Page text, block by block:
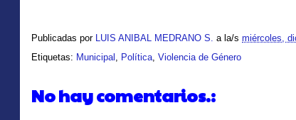
Publicadas por LUIS ANIBAL MEDRANO S. a la/s miércoles,
Etiquetas: Municipal , Política, Violencia de Género
No hay comentarios.: